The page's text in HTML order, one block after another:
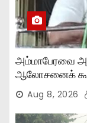
அம்மாபேரவை
ஆலோசனைக்
Aug 8, 2026